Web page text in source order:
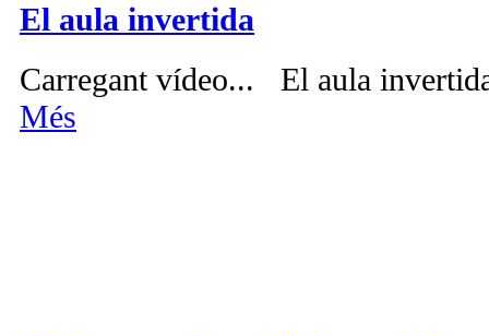
El aula invertida
Carregant vídeo... El aula
Més